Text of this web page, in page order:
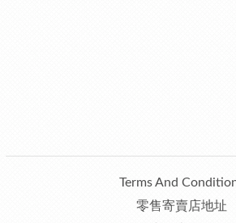
Terms And
零售寄賣店地址